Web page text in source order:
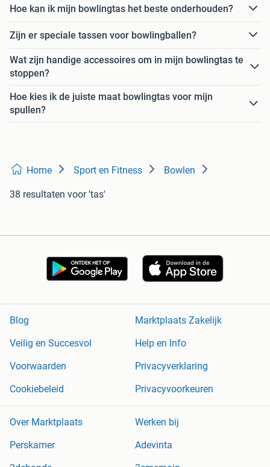
Hoe kan ik mijn bowlingtas het beste onderhouden?
Zijn er speciale tassen voor bowlingballen?
Wat zijn handige accessoires om in mijn bowlingtas te
stoppen?
Hoe kies ik de juiste maat bowlingtas voor mijn
spullen?
Home Sport en Fitness Bowlen
38 resultaten voor 'tas'
Blog
Marktplaats Zakelijk
Veilig en Succesvol
Help en Info
Voorwaarden
Privacyverklaring
Cookiebeleid
Privacyvoorkeuren
Over Marktplaats
Werken bij
Perskamer
Adevinta